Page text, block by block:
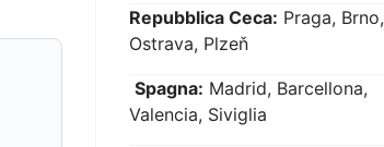
Repubblica Ceca: Praga, Brno,
Ostrava, Plzeň
Spagna: Madrid, Barcellona,
Valencia, Siviglia